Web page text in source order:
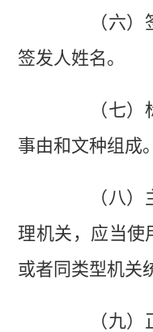
（六）签
签发人姓名。
（七）标
事由和文种组成。
（八）主
理机关，应当使
或者同类型机关
（九）正